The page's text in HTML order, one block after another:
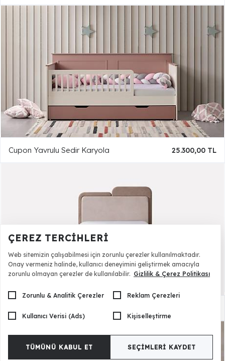
Cupon Yavrulu Sedir Karyola 25.300,00 TL
ÇEREZ TERCIHLERI
Web sitemizin çalışabilmesi için zorunlu çerezler kullanılmaktadır.
Onay vermeniz halinde, kullanıcı deneyimini geliştirmek amacıyla
zorunlu olmayan çerezler de kullanılabilir. Gizlilik & Çerez Politikası
Zorunlu & Analitik Çerezler Reklam Çerezleri
Kullanıcı Verisi (Ads) Kişiselleştirme
TÜMÜNÜ KABUL ET SEÇIMLERI KAYDET